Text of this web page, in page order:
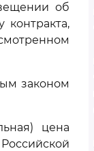
об
законом
цена